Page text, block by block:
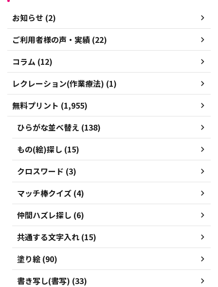
お知らせ (2)
ご利用者様の声・実績 (22)
コラム (12)
レクレーション(作業療法) (1)
無料プリント (1,955)
ひらがな並べ替え (138)
もの(絵)探し (15)
クロスワード (3)
マッチ棒クイズ (4)
仲間ハズレ探し (6)
共通する文字入れ (15)
塗り絵 (90)
書き写し(書写) (33)